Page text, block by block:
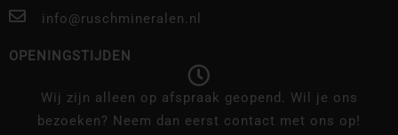
info@ruschmineralen.nl
OPENINGSTIJDEN
Wij zijn alleen op afspraak geopend. Wil je ons
bezoeken? Neem dan eerst contact met ons op!